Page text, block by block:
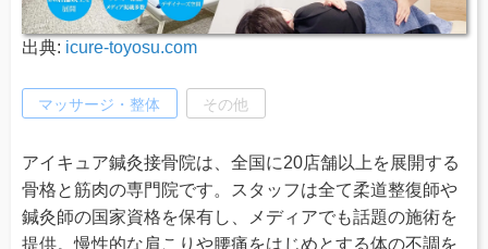
出典: icure-toyosu.com
マッサージ・整体 その他
アイキュア鍼灸接骨院は、全国に20店舗以上を展開する
骨格と筋肉の専門院です。スタッフは全て柔道整復師や
鍼灸師の国家資格を保有し、メディアでも話題の施術を
提供。慢性的な肩こりや腰痛をはじめとする体の不調を